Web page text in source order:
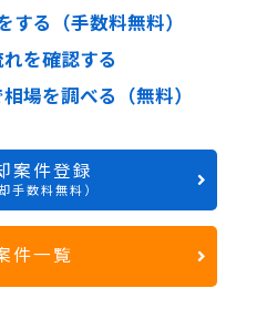
する（手数料無料）
を確認する
場を調べる（無料）
案件登録
手数料無料）
件一覧